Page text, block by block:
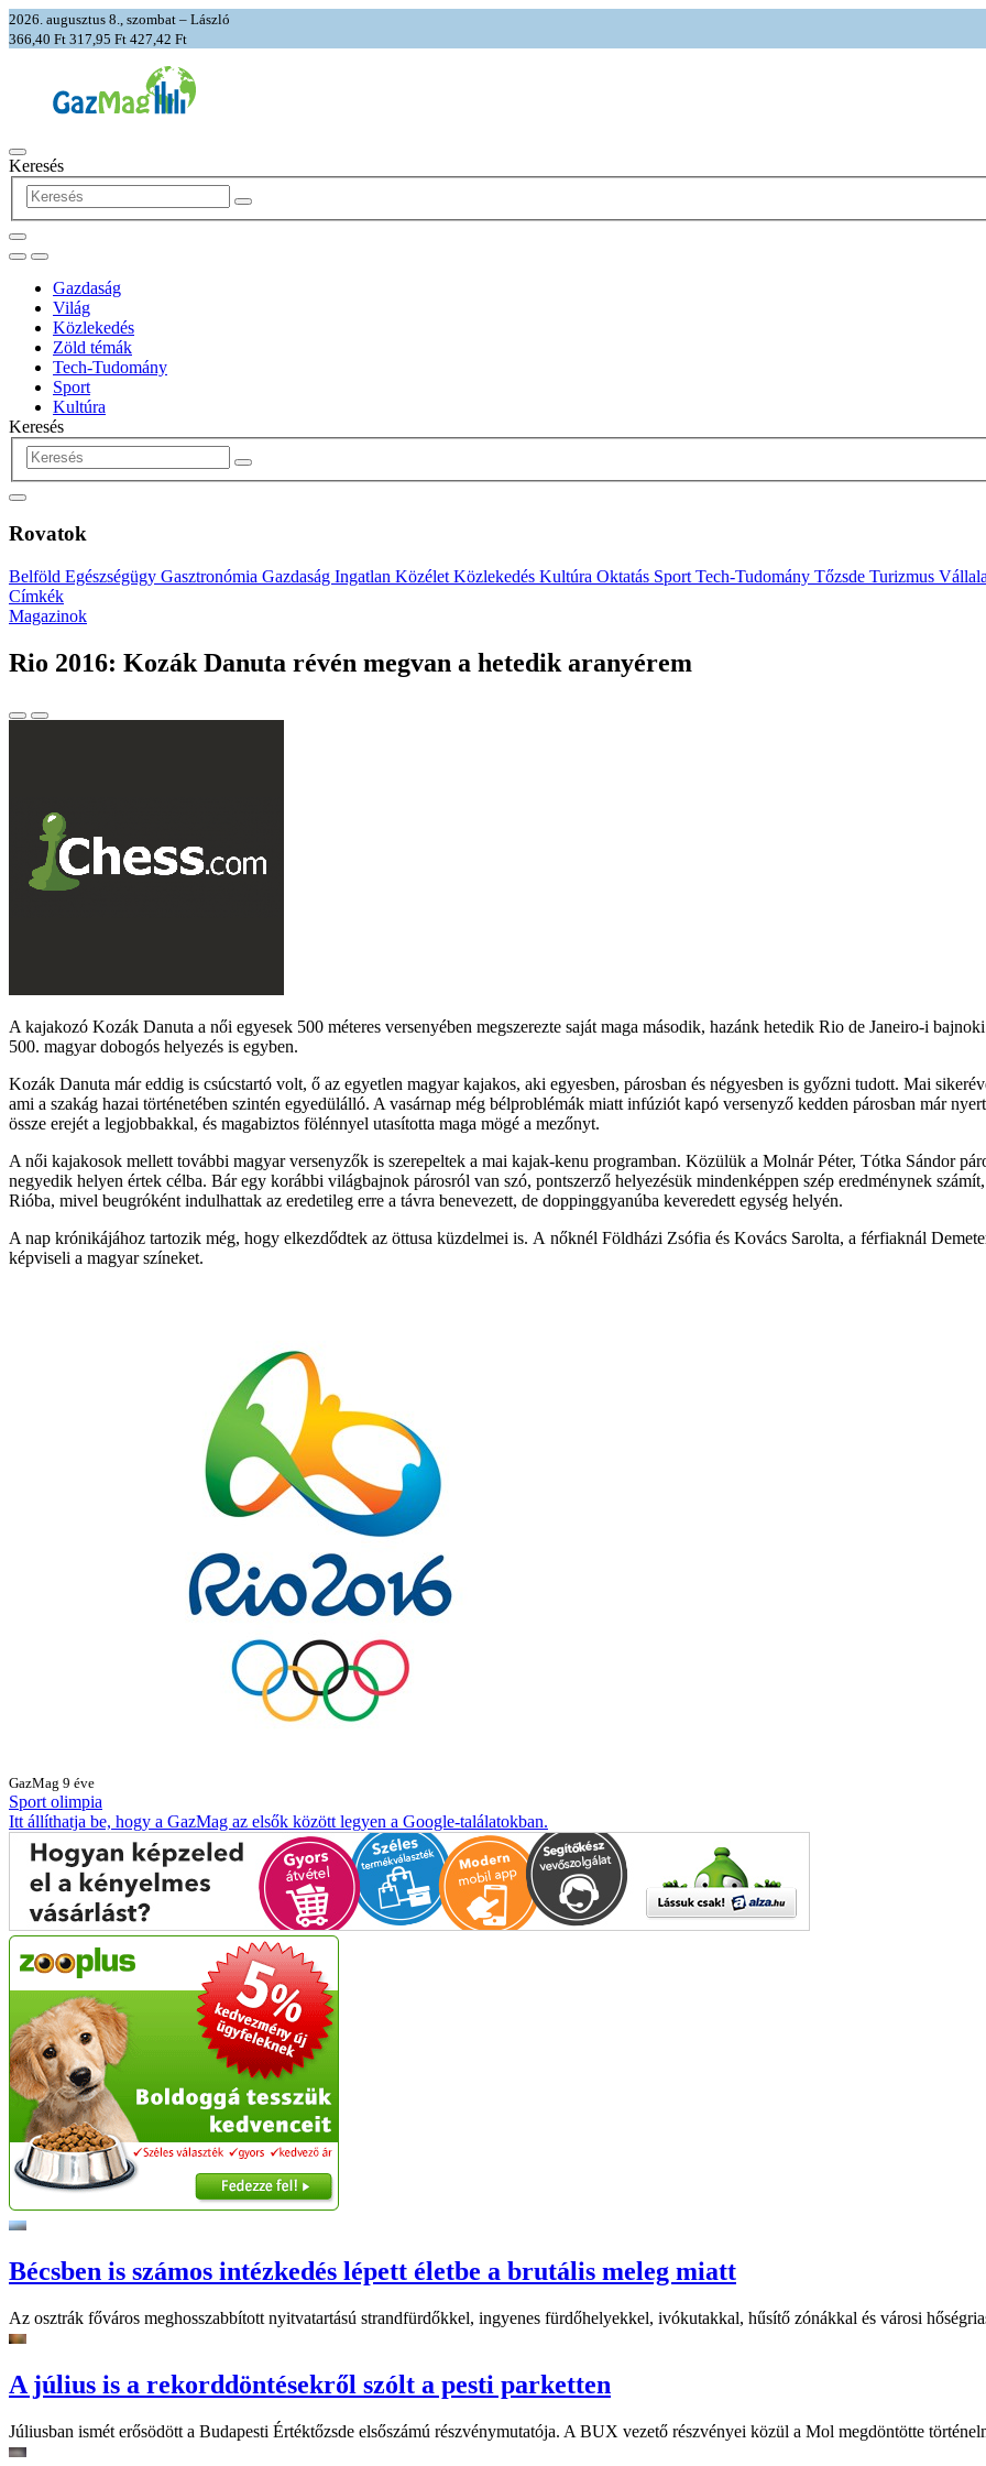
2026. augusztus 8., szombat – László
366,40 Ft 317,95 Ft 427,42 Ft
Keresés
Gazdaság
Világ
Közlekedés
Zöld témák
Tech-Tudomány
Sport
Kultúra
Keresés
Rovatok
Belföld Egészségügy Gasztronómia Gazdaság Ingatlan Közélet Közlekedés Kultúra Oktatás Sport Tech-Tudomány Tőzsde Turizmus
Címkék
Magazinok
Rio 2016: Kozák Danuta révén megvan a hetedik aranyérem
A kajakozó Kozák Danuta a női egyesek 500 méteres versenyében megszerezte saját maga második, hazánk hetedik Rio de Janeiro-i
500. magyar dobogós helyezés is egyben.
Kozák Danuta már eddig is csúcstartó volt, ő az egyetlen magyar kajakos, aki egyesben, párosban és négyesben is győzni tudott. Mai
ami a szakág hazai történetében szintén egyedülálló. A vasárnap még bélproblémák miatt infúziót kapó versenyző kedden párosban már
össze erejét a legjobbakkal, és magabiztos fölénnyel utasította maga mögé a mezőnyt.
A női kajakosok mellett további magyar versenyzők is szerepeltek a mai kajak-kenu programban. Közülük a Molnár Péter, Tótka Sándor
negyedik helyen értek célba. Bár egy korábbi világbajnok párosról van szó, pontszerző helyezésük mindenképpen szép eredménynek
Rióba, mivel beugróként indulhattak az eredetileg erre a távra benevezett, de doppinggyanúba keveredett egység helyén.
A nap krónikájához tartozik még, hogy elkezdődtek az öttusa küzdelmei is. A nőknél Földházi Zsófia és Kovács Sarolta, a férfiaknál
képviseli a magyar színeket.
GazMag 9 éve
Sport olimpia
Itt állíthatja be, hogy a GazMag az elsők között legyen a Google-találatokban.
Bécsben is számos intézkedés lépett életbe a brutális meleg miatt
Az osztrák főváros meghosszabbított nyitvatartású strandfürdőkkel, ingyenes fürdőhelyekkel, ivókutakkal, hűsítő zónákkal és városi
A július is a rekorddöntésekről szólt a pesti parketten
Júliusban ismét erősödött a Budapesti Értéktőzsde elsőszámú részvénymutatója. A BUX vezető részvényei közül a Mol megdöntötte